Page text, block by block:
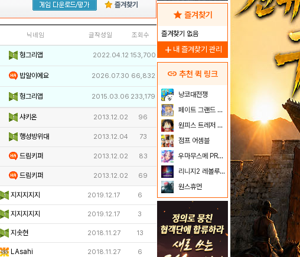
즐겨찾기
닉네임 글작성일 조회수
헝그리앱 2022.04.12 153,700
밥알이에요 2026.07.30 66,832
헝그리앱 2015.03.06 233,179
샤키온 2013.12.02 96
행성방위대 2013.12.04 73
드림키퍼 2013.12.02 83
드림키퍼 2013.12.02 69
지지지지지 2019.12.17 6
지지지지지 2019.12.17 3
지솟현 2018.11.27 13
LAsahi 2018.11.27 6
star 즐겨찾기
즐겨찾기 없음
add 내 즐겨찾기 관리
link 추천 퀵 링크
냥코대전쟁
페이트 그랜드 오더
원피스 트레저 크루즈
점프 어셈블
우마무스메 PRETTY DERBY
리니지2 레볼루션
원스휴먼